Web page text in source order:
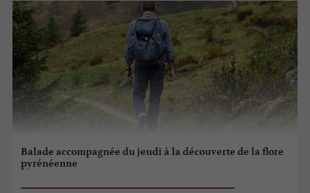
Balade accompagnée du jeudi à la découverte de la flore
pyrénéenne